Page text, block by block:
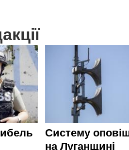
Систему
на Луганщині